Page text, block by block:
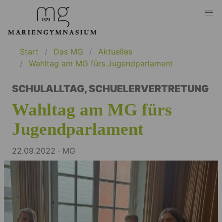
Start Das MG
Aktuelles
Wahltag am MG fürs Jugendparlament
SCHULALLTAG,SCHUELERVERTRETUNG
Wahltag am MG fürs
Jugendparlament
22.09.2022 · MG